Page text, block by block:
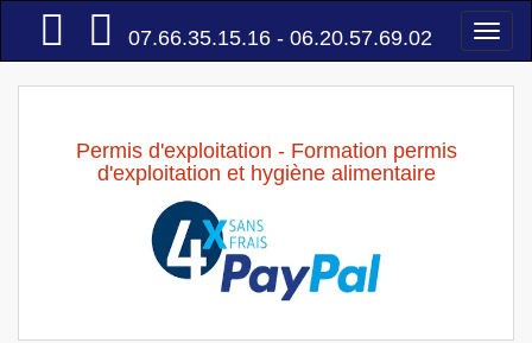
Accueil
07.66.35.15.16 - 06.20.57.69.02
Permis d'exploitation - Formation permis
d'exploitation et hygiène alimentaire